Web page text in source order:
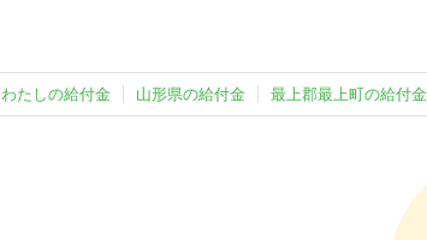
わたしの給付金 山形県の給付金 最上郡最上町の給付金